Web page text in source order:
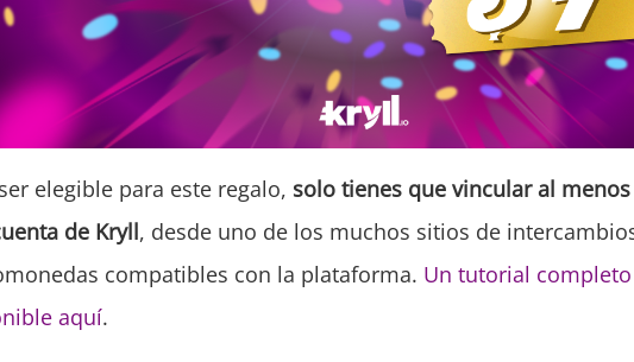
elegible para este regalo, solo tienes que vincular al menos
de Kryll, desde uno de los muchos sitios de
compatibles con la plataforma. Un tutorial
aquí.